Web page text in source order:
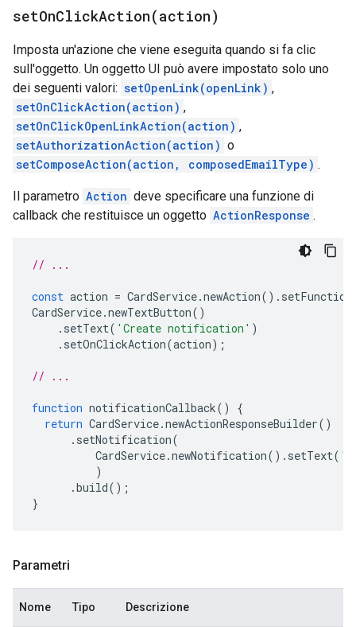
setOnClickAction(action)
Imposta un'azione che viene eseguita quando si fa clic
sull'oggetto. Un oggetto UI può avere impostato solo uno
dei seguenti valori: setOpenLink(openLink) ,
setOnClickAction(action) ,
setOnClickOpenLinkAction(action) ,
setAuthorizationAction(action) o
setComposeAction(action, composedEmailType) .
Il parametro Action deve specificare una funzione di
callback che restituisce un oggetto ActionResponse .
// ...
const action = CardService.newAction().
CardService.newTextButton()
. setText( 'Create notification' )
. setOnClickAction(action);
// ...
function notificationCallback()
{
return CardService.newActionResponseBuilder()
. setNotification(
CardService.newNotification(). setText(
)
.build();
}
Parametri
Nome Tipo Descrizione